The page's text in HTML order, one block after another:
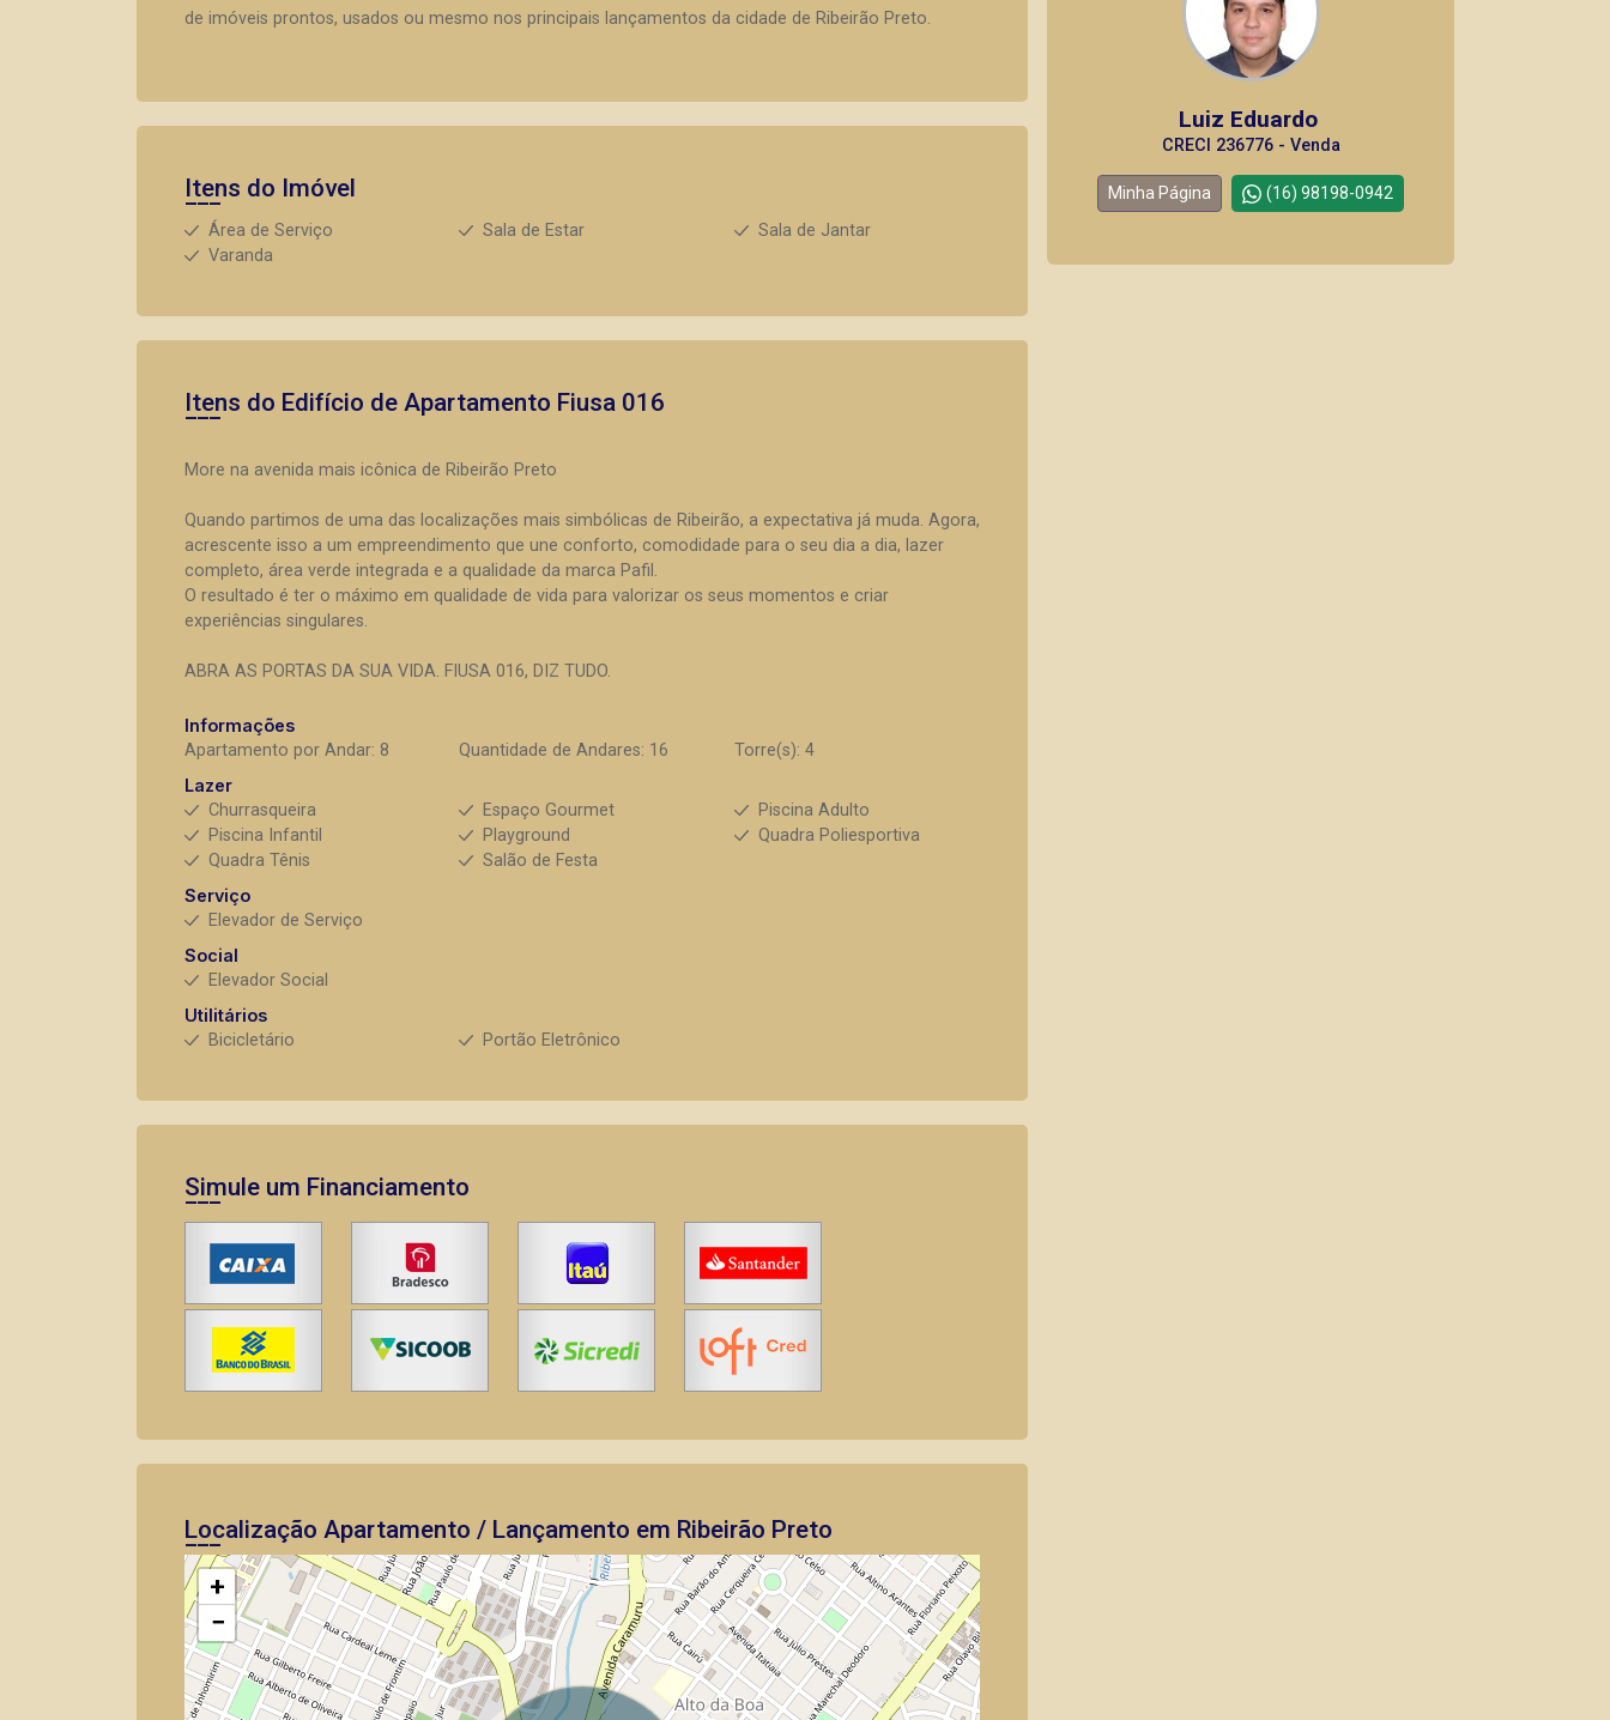
de imóveis prontos, usados ou mesmo nos principais lançamentos da cidade de Ribeirão Preto.
Itens do Imóvel
Área de Serviço Sala de Estar
Sala de Jantar
Varanda
Itens do Edifício de Apartamento Fiusa 016
More na avenida mais icônica de Ribeirão Preto
Quando partimos de uma das localizações mais simbólicas de Ribeirão, a expectativa já muda. Agora,
acrescente isso a um empreendimento que une conforto, comodidade para o seu dia a dia, lazer
completo, área verde integrada e a qualidade da marca Pafil.
O resultado é ter o máximo em qualidade de vida para valorizar os seus momentos e criar
experiências singulares.
ABRA AS PORTAS DA SUA VIDA. FIUSA 016, DIZ TUDO.
Informações
Apartamento por Andar: 8
Quantidade de Andares: 16
Torre(s): 4
Lazer
Churrasqueira
Espaço Gourmet
Piscina Adulto
Piscina Infantil
Playground
Quadra Poliesportiva
Quadra Tênis
Salão de Festa
Serviço
Elevador de Serviço
Social
Elevador Social
Utilitários
Bicicletário
Portão Eletrônico
Simule um Financiamento
Localização Apartamento / Lançamento em Ribeirão Preto
+
−
Luiz Eduardo
CRECI 236776 - Venda
Minha Página (16) 98198-0942